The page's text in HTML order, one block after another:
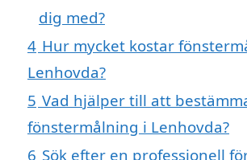
dig med?
4 Hur mycket kostar
Lenhovda?
5 Vad hjälper till att
fönstermålning i Lenhovda?
6 Sök efter en professionell